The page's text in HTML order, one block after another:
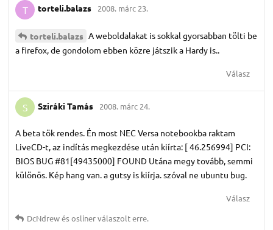
T torteli.​balazs 2008. márc 23.
torteli.​balazs A weboldalakat is sokkal gyorsabban tölti be
a firefox, de gondolom ebben közre játszik a Hardy is..
Válasz
S Sziráki Tamás 2008. márc 24.
A beta tök rendes. Én most NEC Versa notebookba raktam
LiveCD-t, az indítás megkezdése után kiírta: [ 46.256994] PCI:
BIOS BUG #81[49435000] FOUND Utána megy tovább, semmi
különös. Kép hang van. a gutsy is kiírja. szóval ne ubuntu bug.
Válasz
DcNdrewésoslinerválaszolt erre.